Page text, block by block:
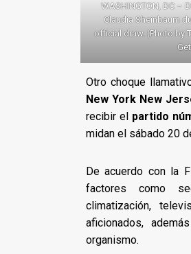
WASHINGTON, DC –
Claudia Sheinbaum
official draw. (Photo by
Otro choque
New York New
recibir el partido
midan el sábado 20
De acuerdo con la
factores como
climatización,
aficionados,
organismo.